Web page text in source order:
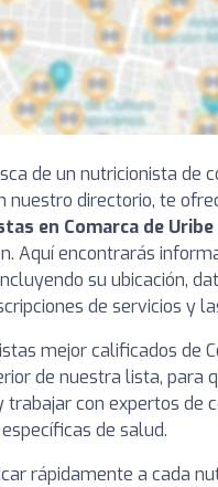
de un nutricionista de
nuestro directorio, te
en Comarca de Uribe
Aquí encontrarás
su ubicación,
de servicios y
mejor calificados de
de nuestra lista, para
trabajar con expertos de
de salud.
rápidamente a cada